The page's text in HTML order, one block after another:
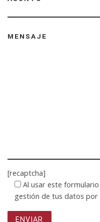
MENSAJE
[recaptcha]
Al usar este
gestión de tus datos